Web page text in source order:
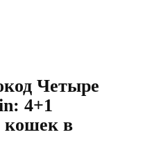
Четыре
4+1
в